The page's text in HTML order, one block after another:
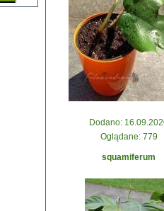
Dodano:
Oglądane: 779
squamiferum